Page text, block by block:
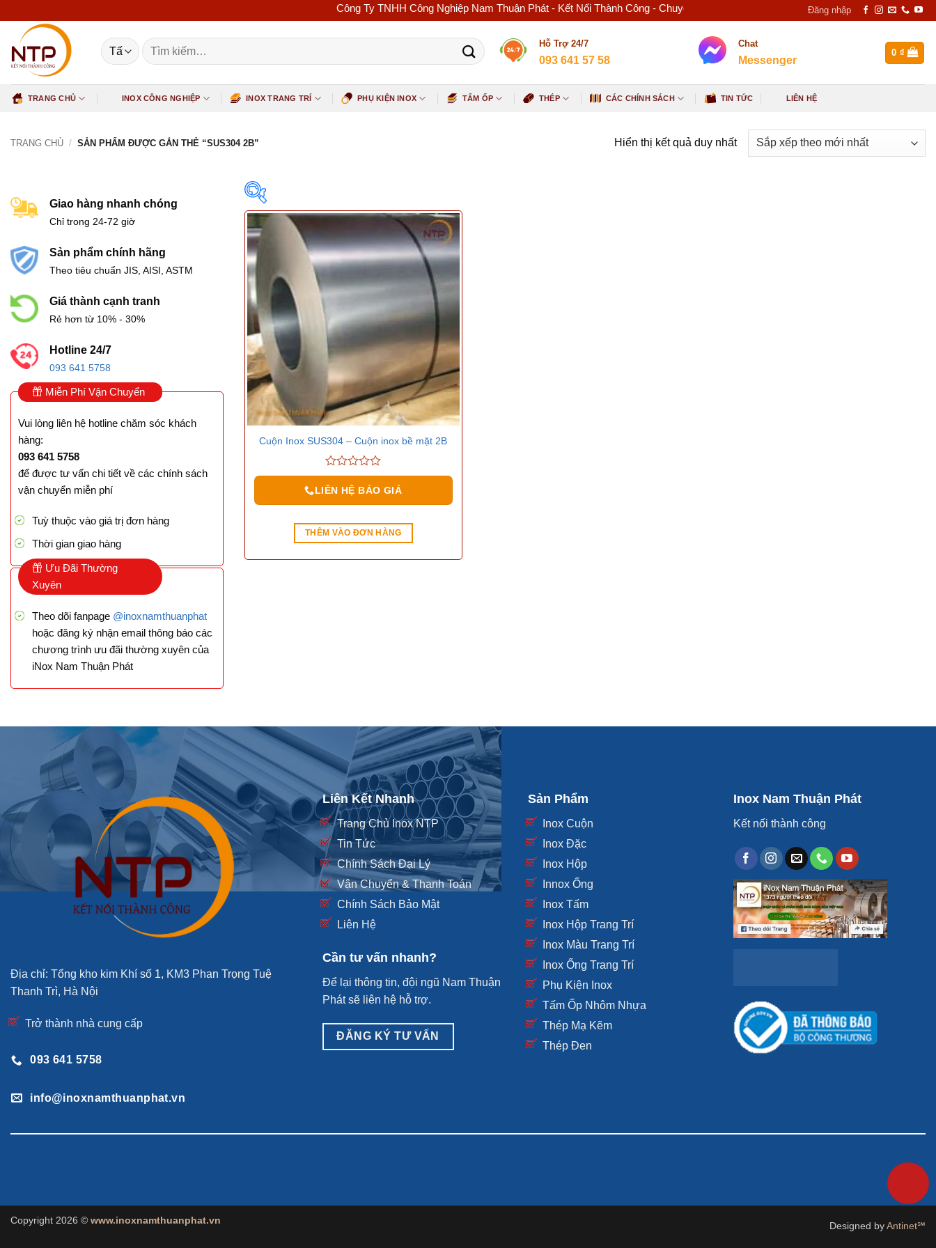
dung
Công Ty TNHH Công Nghiệp Nam Thuận Phát - Kết Nối Thành Công - Chuyên kinh doanh inox, thép, tấm ốp nhôm nhựa - Điện Thoại:
Đăng nhập
Tìm
kiếm:
Hỗ Trợ 24/7
093 641 57 58
Chat
Messenger
0 ₫
TRANG CHỦ INOX CÔNG NGHIỆP INOX TRANG TRÍ PHỤ KIỆN INOX TẤM ỐP THÉP CÁC CHÍNH SÁCH TIN TỨC LIÊN HỆ
TRANG CHỦ / SẢN PHẨM ĐƯỢC GẮN THẺ “SUS304 2B” Hiển thị kết quả duy nhất
Giao hàng nhanh chóng
Chỉ trong 24-72 giờ
Sản phẩm chính hãng
Theo tiêu chuẩn JIS, AISI, ASTM
Giá thành cạnh tranh
Rẻ hơn từ 10% - 30%
Hotline 24/7
093 641 5758
Miễn Phí Vận Chuyển
Vui lòng liên hệ hotline chăm sóc khách
hàng:
093 641 5758
để được tư vấn chi tiết về các chính sách
vận chuyển miễn phí
Tuỳ thuộc vào giá trị đơn hàng
Thời gian giao hàng
Ưu Đãi Thường
Xuyên
Theo dõi fanpage @inoxnamthuanphat
hoặc đăng ký nhận email thông báo các
chương trình ưu đãi thường xuyên của
iNox Nam Thuận Phát
Featured product
On sale (0)
Danh mục sản phẩm
Cuộn Inox SUS304 – Cuộn inox bề mặt 2B
0
out
LIÊN HỆ BÁO GIÁ
THÊM VÀO ĐƠN HÀNG
Địa chỉ: Tổng kho kim Khí số 1, KM3 Phan Trọng Tuệ
Thanh Trì, Hà Nội
Trở thành nhà cung cấp
093 641 5758
info@inoxnamthuanphat.vn
Liên Kết Nhanh
Trang Chủ Inox NTP
Tin Tức
Chính Sách Đại Lý
Vận Chuyển & Thanh Toán
Chính Sách Bảo Mật
Liên Hệ
Cần tư vấn nhanh?
Để lại thông tin, đội ngũ Nam Thuận
Phát sẽ liên hệ hỗ trợ.
ĐĂNG KÝ TƯ VẤN
Sản Phẩm
Inox Cuộn
Inox Đặc
Inox Hộp
Innox Ống
Inox Tấm
Inox Hộp Trang Trí
Inox Màu Trang Trí
Inox Ống Trang Trí
Phụ Kiện Inox
Tấm Ốp Nhôm Nhựa
Thép Mạ Kẽm
Thép Đen
Inox Nam Thuận Phát
Kết nối thành công
Designed byAntinet℠
Copyright 2026 © www.inoxnamthuanphat.vn